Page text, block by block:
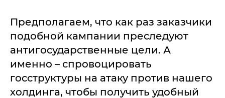
Предполагаем, что как раз заказчики
подобной кампании преследуют
антигосударственные цели. А
именно – спровоцировать
госструктуры на атаку против нашего
холдинга, чтобы получить удобный